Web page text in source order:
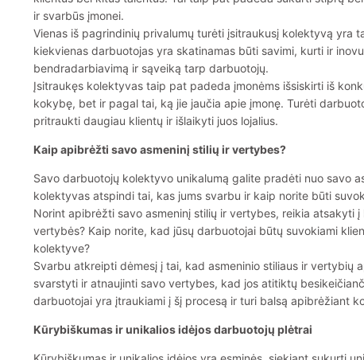
ir svarbūs įmonei.
Vienas iš pagrindinių privalumų turėti įsitraukusį kolektyvą yra
kiekvienas darbuotojas yra skatinamas būti savimi, kurti ir
bendradarbiavimą ir sąveiką tarp darbuotojų.
Įsitraukęs kolektyvas taip pat padeda įmonėms išsiskirti iš
kokybę, bet ir pagal tai, ką jie jaučia apie įmonę. Turėti
pritraukti daugiau klientų ir išlaikyti juos lojalius.
Kaip apibrėžti savo asmeninį stilių ir vertybes?
Savo darbuotojų kolektyvo unikalumą galite pradėti nuo savo
kolektyvas atspindi tai, kas jums svarbu ir kaip norite būti
Norint apibrėžti savo asmeninį stilių ir vertybes, reikia atsakyti
vertybės? Kaip norite, kad jūsų darbuotojai būtų suvokiami
kolektyve?
Svarbu atkreipti dėmesį į tai, kad asmeninio stiliaus ir vertybių
svarstyti ir atnaujinti savo vertybes, kad jos atitiktų
darbuotojai yra įtraukiami į šį procesą ir turi balsą apibrėžiant
Kūrybiškumas ir unikalios idėjos darbuotojų plėtrai